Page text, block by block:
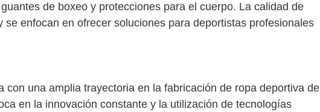
de boxeo y protecciones para el cuerpo. La calidad de
se enfocan en ofrecer soluciones para deportistas profesionales
con una amplia trayectoria en la fabricación de ropa deportiva de
en la innovación constante y la utilización de tecnologías